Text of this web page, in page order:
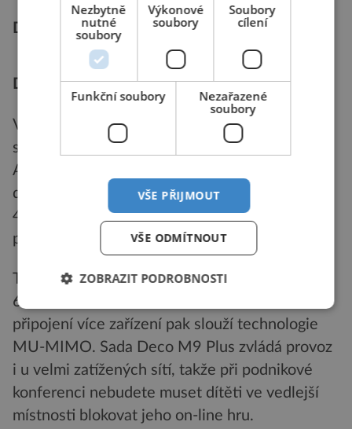
Deco M5
Deco P9
Vrcholem před příchodem standardu AX byla
sada Deco M9 Plus, která díky standardu
AC2200 dosahuje maximální rychlosti přenosu
dat až 2 134 Mb/s (z toho v pásmu 2,4 GHz
400 Mb/s a ve zdvojeném 5GHz frekvenčním
pásmu dvakrát 867 Mb/s).
Tři jednotky v základním balení pokryjí plochu
600 metrů čtverečních. Pro simultánní
připojení více zařízení pak slouží technologie
MU-MIMO. Sada Deco M9 Plus zvládá provoz
i u velmi zatížených sítí, takže při podnikové
konferenci nebudete muset dítěti ve vedlejší
místnosti blokovat jeho on-line hru.
Nezbytně
nutné
soubory
Výkonové
soubory
Soubory
cílení
Funkční soubory
Nezařazené
soubory
VŠE PŘIJMOUT
VŠE ODMÍTNOUT
ZOBRAZIT PODROBNOSTI